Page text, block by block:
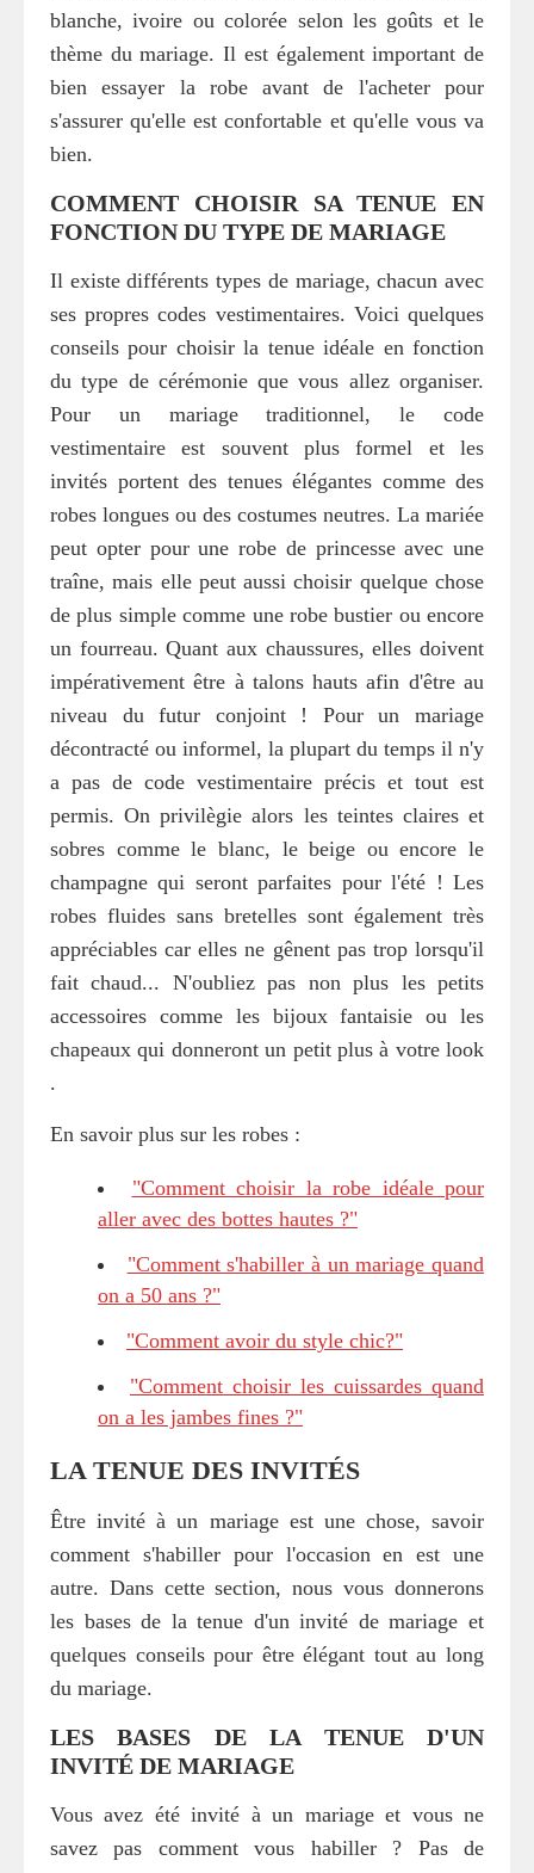
blanche, ivoire ou colorée selon les goûts et le
thème du mariage. Il est également important de
bien essayer la robe avant de l'acheter pour
s'assurer qu'elle est confortable et qu'elle vous va
bien.
COMMENT CHOISIR SA TENUE EN
FONCTION DU TYPE DE MARIAGE
Il existe différents types de mariage, chacun avec
ses propres codes vestimentaires. Voici quelques
conseils pour choisir la tenue idéale en fonction
du type de cérémonie que vous allez organiser.
Pour un mariage traditionnel, le code
vestimentaire est souvent plus formel et les
invités portent des tenues élégantes comme des
robes longues ou des costumes neutres. La mariée
peut opter pour une robe de princesse avec une
traîne, mais elle peut aussi choisir quelque chose
de plus simple comme une robe bustier ou encore
un fourreau. Quant aux chaussures, elles doivent
impérativement être à talons hauts afin d'être au
niveau du futur conjoint ! Pour un mariage
décontracté ou informel, la plupart du temps il n'y
a pas de code vestimentaire précis et tout est
permis. On privilègie alors les teintes claires et
sobres comme le blanc, le beige ou encore le
champagne qui seront parfaites pour l'été ! Les
robes fluides sans bretelles sont également très
appréciables car elles ne gênent pas trop lorsqu'il
fait chaud... N'oubliez pas non plus les petits
accessoires comme les bijoux fantaisie ou les
chapeaux qui donneront un petit plus à votre look
.
En savoir plus sur les robes :
"Comment choisir la robe idéale pour
aller avec des bottes hautes ?"
"Comment s'habiller à un mariage quand
on a 50 ans ?"
"Comment avoir du style chic?"
"Comment choisir les cuissardes quand
on a les jambes fines ?"
LA TENUE DES INVITÉS
Être invité à un mariage est une chose, savoir
comment s'habiller pour l'occasion en est une
autre. Dans cette section, nous vous donnerons
les bases de la tenue d'un invité de mariage et
quelques conseils pour être élégant tout au long
du mariage.
LES BASES DE LA TENUE D'UN
INVITÉ DE MARIAGE
Vous avez été invité à un mariage et vous ne
savez pas comment vous habiller ? Pas de